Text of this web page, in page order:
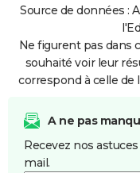
Source de données :
Ne figurent pas dans
souhaité voir leur
correspond à celle
A ne pas
Recevez nos
mail.